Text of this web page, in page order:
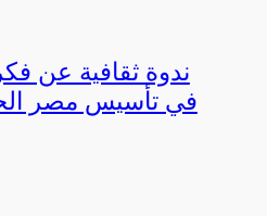
ندوة ثقافية عن
في تأسيس مصر